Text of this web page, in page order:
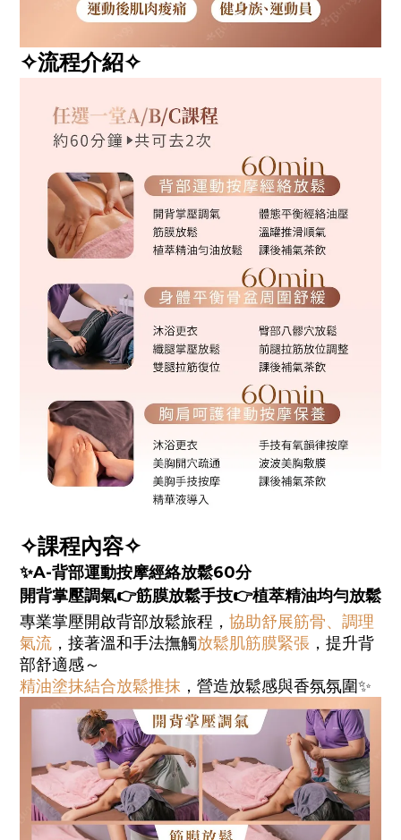
✧流程介紹✧
✧課程內容✧
✨A-背部運動按摩經絡放鬆60分
開背掌壓調氣👉筋膜放鬆手技👉植萃精油均勻放鬆
專業掌壓開啟背部放鬆旅程， 協助舒展筋骨、調理
氣流 ，接著溫和手法撫觸放鬆肌筋膜緊張 ，提升背
部舒適感～
精油塗抹結合放鬆推抹 ，營造放鬆感與香氛氛圍✨